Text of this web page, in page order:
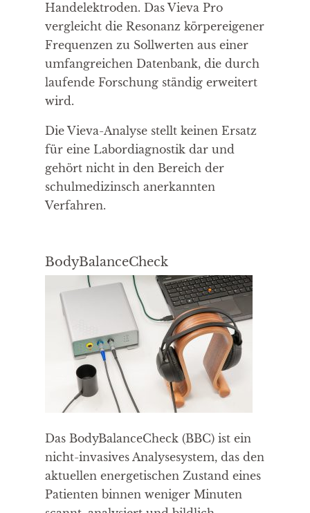
Handelektroden. Das Vieva Pro
vergleicht die Resonanz körpereigener
Frequenzen zu Sollwerten aus einer
umfangreichen Datenbank, die durch
laufende Forschung ständig erweitert
wird.
Die Vieva-Analyse stellt keinen Ersatz
für eine Labordiagnostik dar und
gehört nicht in den Bereich der
schulmedizinsch anerkannten
Verfahren.
BodyBalanceCheck
Das BodyBalanceCheck (BBC) ist ein
nicht-invasives Analysesystem, das den
aktuellen energetischen Zustand eines
Patienten binnen weniger Minuten